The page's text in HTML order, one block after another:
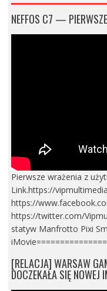
NEFFOS C7 —
Pierwsze wrażenia z
Link.https://
https://
https://twitter.com/
statyw Manfrotto Pixi
[RELACJA] WARSAW
DOCZEKAŁA SIĘ NOWEJ